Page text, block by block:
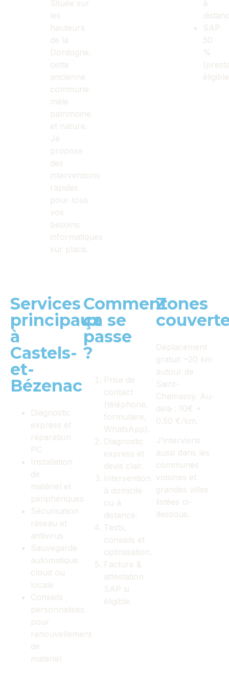
Située sur
les
hauteurs
de la
Dordogne,
cette
ancienne
commune
mêle
patrimoine
et nature.
Je
propose
des
interventions
rapides
pour tous
vos
besoins
informatiques
sur place.
à
SAP
50
%
Services
principaux
à
Castels-
et-
Bézenac
Diagnostic
express et
réparation
PC
Installation
de
matériel et
périphériques
Sécurisation
réseau et
antivirus
Sauvegarde
automatique
cloud ou
locale
Conseils
personnalisés
pour
renouvellement
de
matériel
Comment
ça se
passe
?
Prise de
contact
(téléphone,
formulaire,
WhatsApp).
Diagnostic
express et
devis clair.
Intervention
à domicile
ou à
distance.
Tests,
conseils et
optimisation.
Facture &
attestation
SAP si
éligible.
Zones
Déplacement
gratuit ~20 km
autour de
Saint-
Chamassy. Au-
delà : 10€ +
0.50 €/km.
J’interviens
aussi dans les
communes
voisines et
grandes villes
listées ci-
dessous.